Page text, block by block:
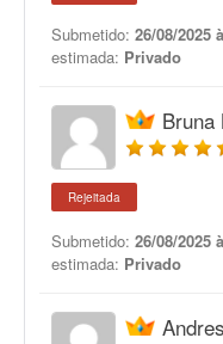
Submetido: 26/08/2025
estimada: Privado
Bruna
Rejeitada
Submetido: 26/08/2025
estimada: Privado